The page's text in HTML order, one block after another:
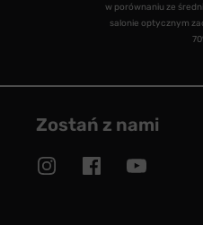
w porównaniu ze
salonie optycznym
Zostań z nami